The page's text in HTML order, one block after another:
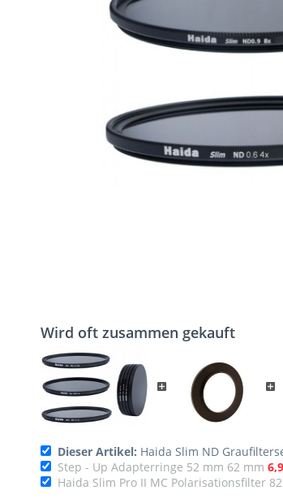
Wird oft zusammen gekauft
Dieser Artikel: Haida Slim ND
Step - Up Adapterringe 52 mm 62 mm
Haida Slim Pro II MC Polarisationsfilter